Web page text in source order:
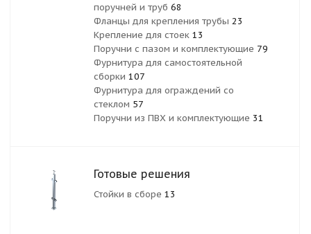
поручней и труб 68
Фланцы для крепления трубы 23
Крепление для стоек 13
Поручни с пазом и комплектующие 79
Фурнитура для самостоятельной
сборки 107
Фурнитура для ограждений со
стеклом 57
Поручни из ПВХ и комплектующие 31
Готовые решения
Стойки в сборе 13